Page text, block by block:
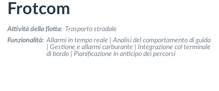
Download remoto del cronotachigrafo
Controllo accessi
Frotcom
Attività della flotta: Trasporto stradale
Funzionalità: Allarmi in tempo reale | Analisi del comportamento di guida
| Gestione e allarmi carburante | Integrazione col terminale
di bordo | Pianificazione in anticipo dei percorsi